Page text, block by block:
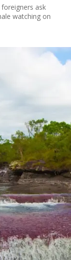
ask
watching on